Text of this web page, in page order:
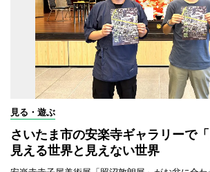
見る・遊ぶ
さいたま市の安楽寺ギャラリーで
見える世界と見えない世界